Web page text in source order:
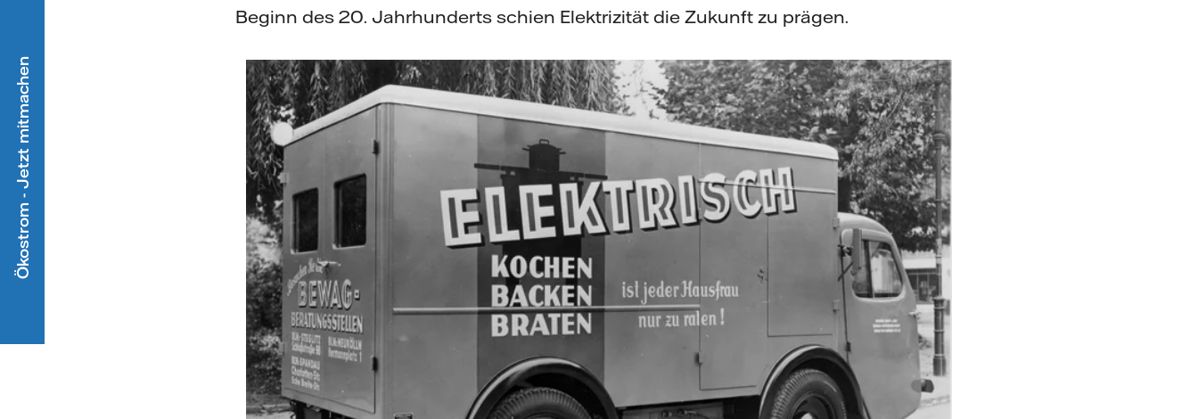
Beginn des 20. Jahrhunderts schien Elektrizität die Zukunft zu prägen.
Ökostrom - Jetzt mitmachen